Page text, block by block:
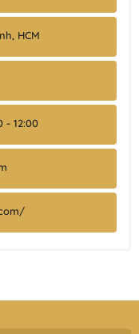
HCM
- 12:00